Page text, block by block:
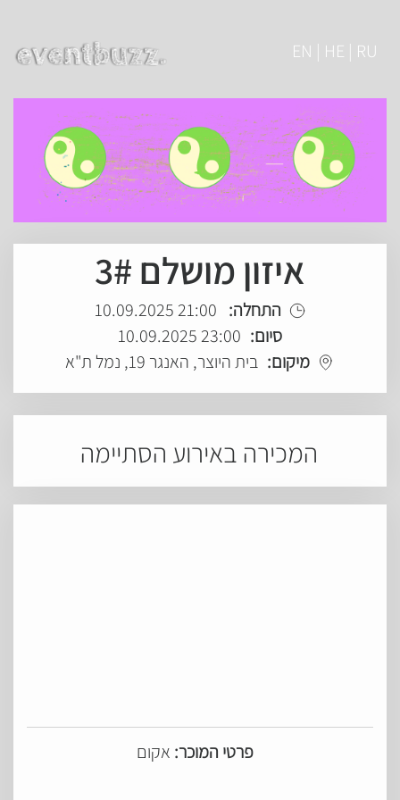
EN | HE | RU
איזון מושלם 3#
התחלה: 21:00 10.09.2025
סיום: 23:00 10.09.2025
מיקום: בית היוצר, האנגר 19, נמל ת"א
המכירה באירוע הסתיימה
פרטי המוכר: אקום